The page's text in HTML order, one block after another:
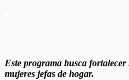
Este programa busca
mujeres jefas de hogar.